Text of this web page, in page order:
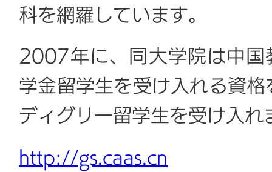
科を網羅しています。
2007年に、同大学院は中国
学金留学生を受け入れる資
ディグリー留学生を受け入れ
http://gs.caas.cn